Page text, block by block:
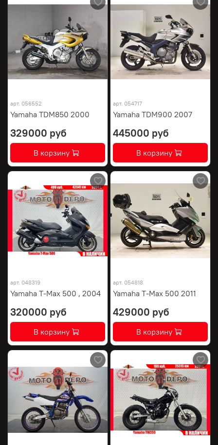
арт. 056552
Yamaha TDM850 2000
329000 руб
В корзину
арт. 054717
Yamaha TDM900 2007
445000 руб
В корзину
арт. 048319
Yamaha T-Max 500 , 2004
320000 руб
В корзину
арт. 054818
Yamaha T-Max 500 2011
429000 руб
В корзину